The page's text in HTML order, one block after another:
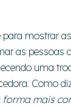
para mostrar
as pessoas
uma
Como
mais